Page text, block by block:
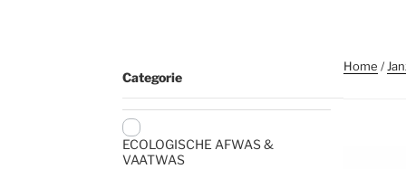
Home /
Categorie
ECOLOGISCHE AFWAS &
VAATWAS